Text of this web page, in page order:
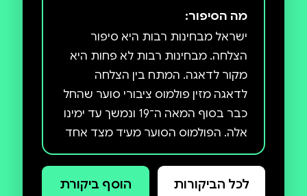
מה הסיפור:
ישראל מבחינות רבות היא סיפור
הצלחה. מבחינות רבות לא פחות היא
מקור לדאגה. המתח בין הצלחה
לדאגה מזין פולמוס ציבורי סוער שהחל
כבר בסוף המאה ה־19 ונמשך עד ימינו
אלה. הפולמוס הסוער מעיד מצד אחד
על הזדהות גדולה אך מצד שני
ההזדהות הזו מביאה לא פעם לרידודו
ולהשטחתו. הקרבה הלשונית בין דעה
לכל הביקורות הוסף ביקורת